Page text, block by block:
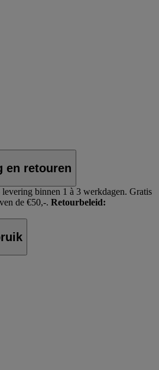
en retouren
binnen 1 à 3 werkdagen. Gratis
de €50,-. Retourbeleid: